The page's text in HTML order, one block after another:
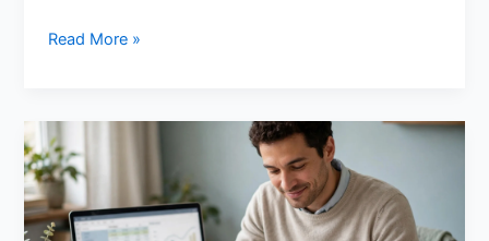
Como
de
Crédito:
11
Ações
Reais
Read More »